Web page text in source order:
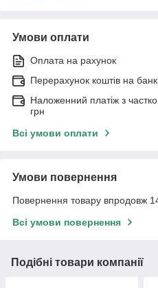
Умови оплати
Оплата на рахунок
Перерахунок коштів на
Наложенний платіж з
грн
Всі умови оплати
Умови повернення
Повернення товару впродовж
Всі умови повернення
Подібні товари компанії